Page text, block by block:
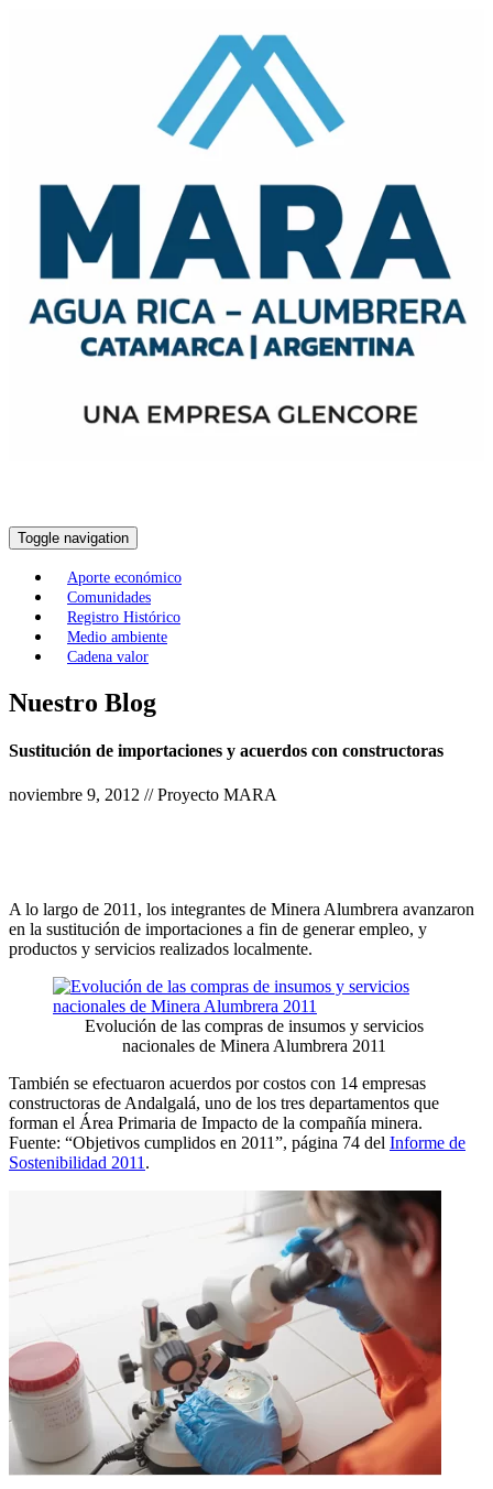
Toggle navigation
Aporte económico
Comunidades
Registro Histórico
Medio ambiente
Cadena valor
Nuestro Blog
Sustitución de importaciones y acuerdos con constructoras
noviembre 9, 2012 // Proyecto MARA
A lo largo de 2011, los integrantes de Minera Alumbrera avanzaron
en la sustitución de importaciones a fin de generar empleo, y
productos y servicios realizados localmente.
Evolución de las compras de insumos y servicios
nacionales de Minera Alumbrera 2011
También se efectuaron acuerdos por costos con 14 empresas
constructoras de Andalgalá, uno de los tres departamentos que
forman el Área Primaria de Impacto de la compañía minera.
Fuente: “Objetivos cumplidos en 2011”, página 74 del Informe de
Sostenibilidad 2011 .